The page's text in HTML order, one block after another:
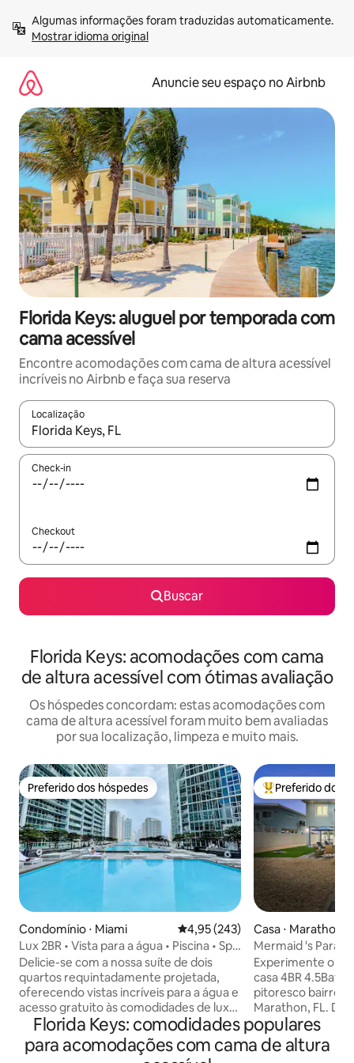
para
Mostrar idioma original
Anuncie seu espaço no Airbnb
Florida Keys: aluguel por temporada com
cama acessível
Encontre acomodações com cama de altura acessível
incríveis no Airbnb e faça sua reserva
Localização
Quando os resultados estiverem disponíveis, explore-os
Check-in
Checkout
Buscar
Florida Keys: acomodações com cama
de altura acessível com ótimas avaliação
Os hóspedes concordam: estas acomodações com
cama de altura acessível foram muito bem avaliadas
por sua localização, limpeza e muito mais.
Preferido dos hóspedes
Preferido dos hóspedes
Condomínio ⋅ Miami 4,95 de uma avaliação média de
4,95 (243)
Lux 2BR • Vista para a água • Piscina • Spa
• Estacionamento GRATUITO
Delicie-se com a nossa suíte de dois
quartos requintadamente projetada,
oferecendo vistas incríveis para a água e
acesso gratuito às comodidades de luxo
do hotel W de classe mundial - piscina
olímpica, jacuzzi para 100 pessoas e
academia. Você também terá acesso a 1
Entre os
Preferido dos
Casa ⋅ Marathon
Mermaid 's
Games ~ Views!
Experimente o
casa 4BR
pitoresco bairro à
Marathon, FL.
da região e uma
atividades
turísticos. Depois
Florida Keys: comodidades populares
para acomodações com cama de altura